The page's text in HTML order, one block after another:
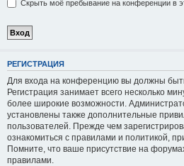
Скрыть моё пребывание на конференции в
РЕГИСТРАЦИЯ
Для входа на конференцию вы должны
Регистрация занимает всего несколько
более широкие возможности.
установлены также дополнительные
пользователей. Прежде чем
ознакомиться с правилами и политикой,
Помните, что ваше присутствие на
правилами.